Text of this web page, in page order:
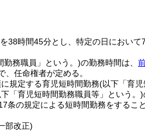
38時間45分とし、特定の日において
勤務職員」という。)の勤務時間は、
任命権者が定める。
規定する育児短時間勤務(以下「育
「育児短時間勤務職員等」という。)
条の規定による短時間勤務をするこ
部改正)